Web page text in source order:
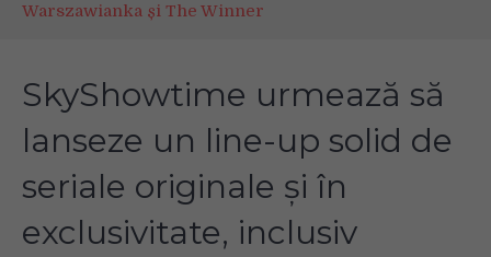
Warszawianka și The Winner
SkyShowtime urmează să
lanseze un line-up solid de
seriale originale și în
exclusivitate, inclusiv